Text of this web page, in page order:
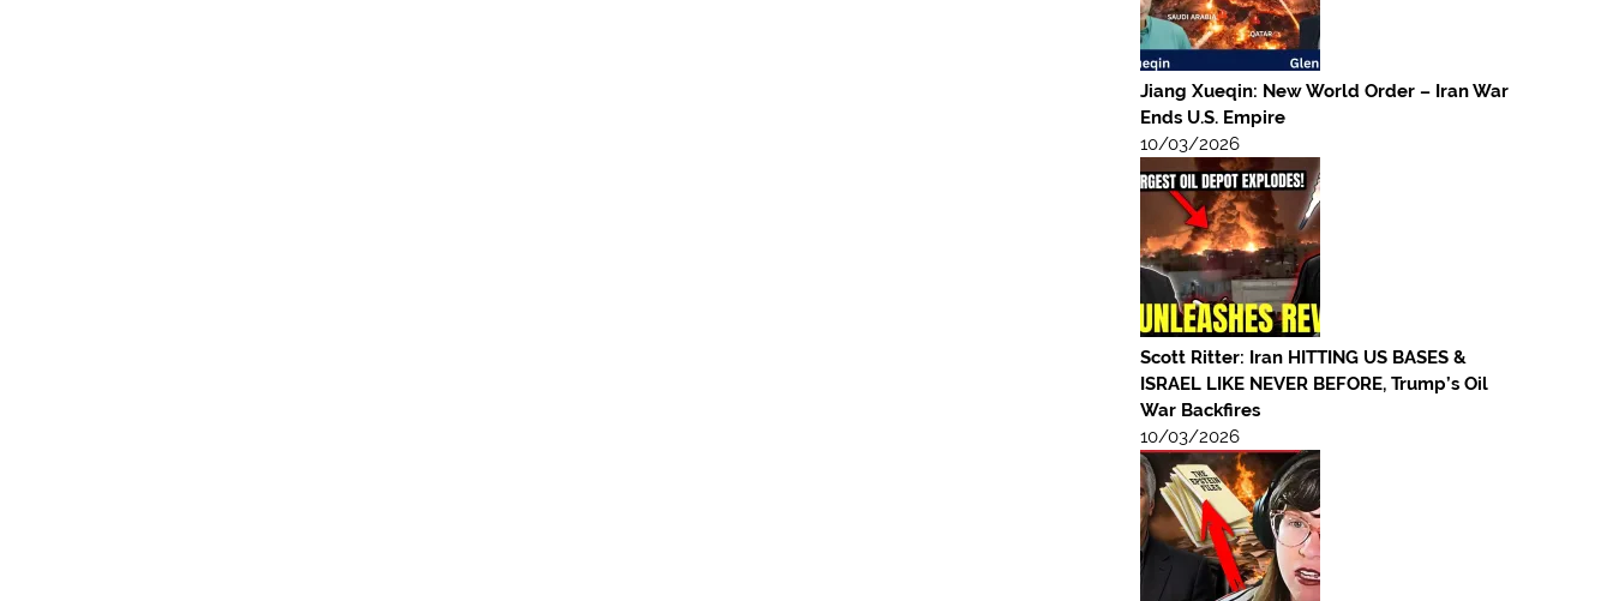
Jiang Xueqin: New World Order – Iran War
Ends U.S. Empire
10/03/2026
Scott Ritter: Iran HITTING US BASES &
ISRAEL LIKE NEVER BEFORE, Trump’s Oil
War Backfires
10/03/2026